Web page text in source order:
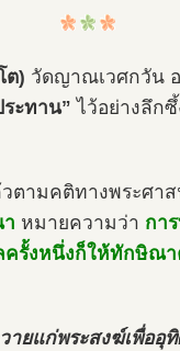
ต) วัดญาณเวศกวัน
ะทาน” ไว้อย่างลึก
ามคติทางพระศาส
หมายความว่า กา
รั้งหนึ่งก็ให้ทักษิณา
แก่พระสงฆ์เพื่ออุ